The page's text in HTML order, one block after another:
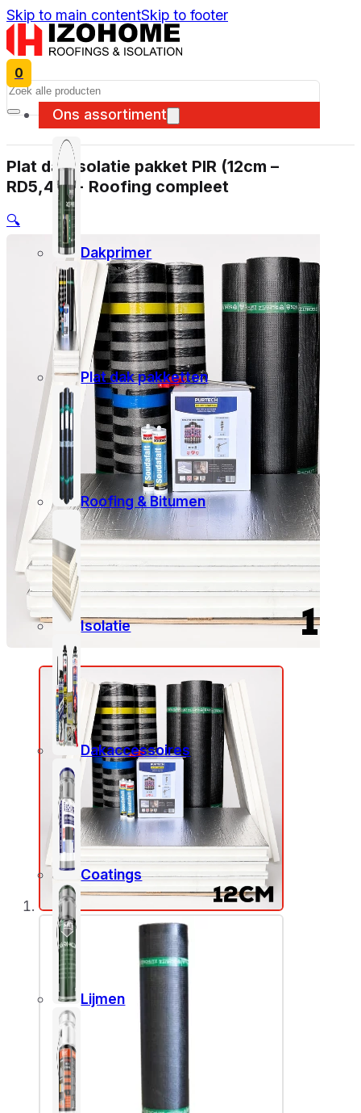
Skip to main contentSkip to footer
0
Ons assortiment
Dakprimer
Plat dak pakketten
Roofing & Bitumen
Isolatie
Dakaccessoires
Coatings
Lijmen
Search
Plat dak isolatie pakket PIR (12cm –
RD5,45) + Roofing compleet
🔍